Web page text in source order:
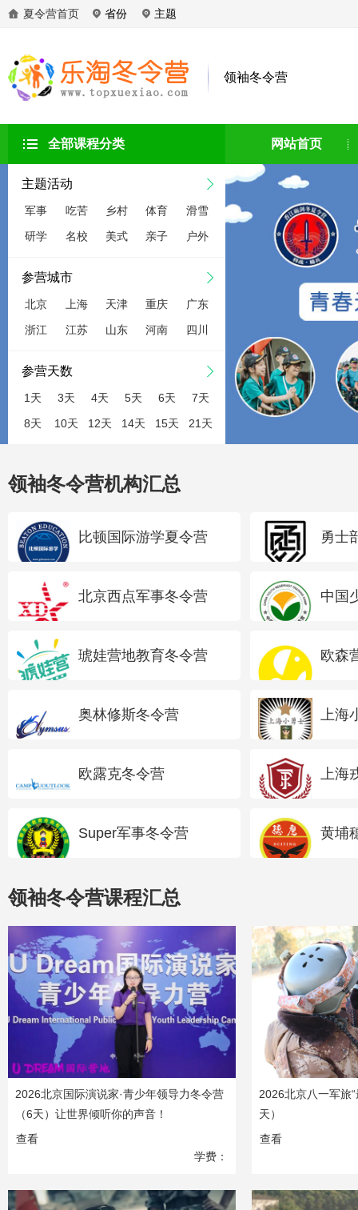
夏令营首页 省份 主题
领袖冬令营
全部课程分类 网站首页
主题活动
军事 吃苦 乡村 体育
滑雪
研学
名校 美式 亲子 户外
参营城市
北京 上海 天津 重庆
广东
浙江
江苏 山东 河南 四川
参营天数
1天 3天 4天 5天 6天
7天
8天
10天 12天 14天 15天 21天
领袖冬令营机构汇总
比顿国际游学夏令营 勇士
北京西点军事冬令营 中国
琥娃营地教育冬令营 欧森
奥林修斯冬令营 上海
欧露克冬令营 上海
Super军事冬令营 黄埔
领袖冬令营课程汇总
2026北京国际演说家·青少年领导力冬令营
（6天）让世界倾听你的声音！
学费：
8580元
查看
2026北京八一军旅
天）
查看